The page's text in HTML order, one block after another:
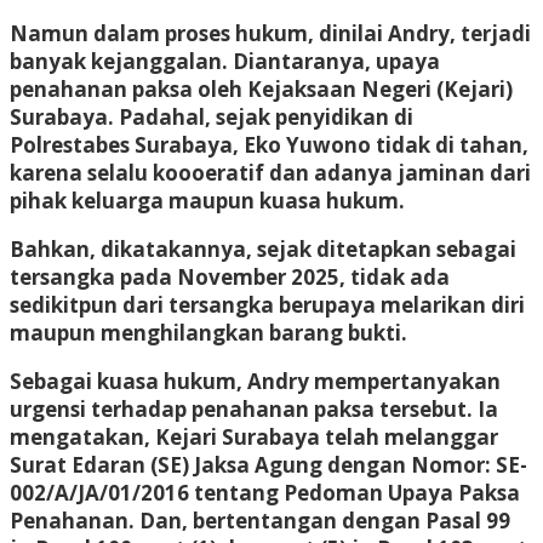
Namun dalam proses hukum, dinilai Andry, terjadi
banyak kejanggalan. Diantaranya, upaya
penahanan paksa oleh Kejaksaan Negeri (Kejari)
Surabaya. Padahal, sejak penyidikan di
Polrestabes Surabaya, Eko Yuwono tidak di tahan,
karena selalu koooeratif dan adanya jaminan dari
pihak keluarga maupun kuasa hukum.
Bahkan, dikatakannya, sejak ditetapkan sebagai
tersangka pada November 2025, tidak ada
sedikitpun dari tersangka berupaya melarikan diri
maupun menghilangkan barang bukti.
Sebagai kuasa hukum, Andry mempertanyakan
urgensi terhadap penahanan paksa tersebut. Ia
mengatakan, Kejari Surabaya telah melanggar
Surat Edaran (SE) Jaksa Agung dengan Nomor: SE-
002/A/JA/01/2016 tentang Pedoman Upaya Paksa
Penahanan. Dan, bertentangan dengan Pasal 99